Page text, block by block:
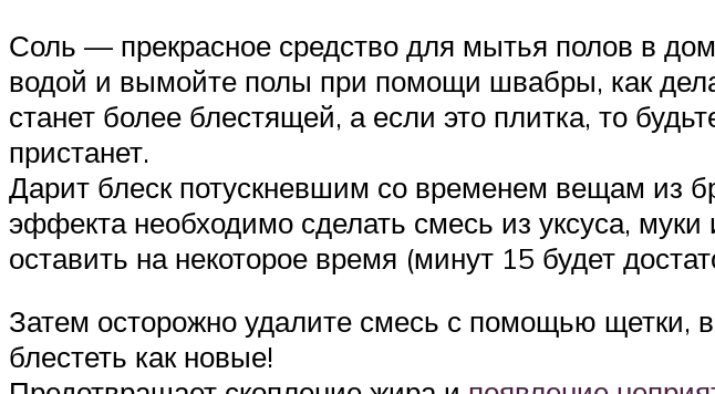
Соль — прекрасное средство для мытья полов в
водой и вымойте полы при помощи швабры, как
станет более блестящей, а если это плитка, то
пристанет.
Дарит блеск потускневшим со временем вещам из
эффекта необходимо сделать смесь из уксуса,
оставить на некоторое время (минут 15 будет
Затем осторожно удалите смесь с помощью щетки,
блестеть как новые!